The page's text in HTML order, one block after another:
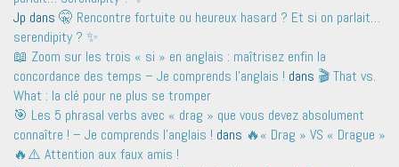
Jp dans 🤫 Rencontre fortuite ou heureux hasard ? Et si on parlait…
serendipity ? ✨
📖 Zoom sur les trois « si » en anglais : maîtrisez enfin la
concordance des temps – Je comprends l'anglais ! dans 🎬 That vs.
What : la clé pour ne plus se tromper
🎯 Les 5 phrasal verbs avec « drag » que vous devez absolument
connaître ! – Je comprends l'anglais ! dans 🔥« Drag » VS « Drague »
🔥⚠️ Attention aux faux amis !